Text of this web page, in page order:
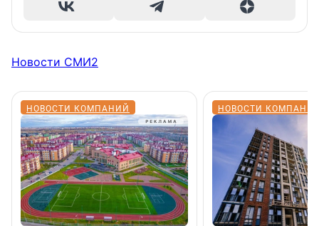
Новости СМИ2
НОВОСТИ КОМПАНИЙ НОВОСТИ